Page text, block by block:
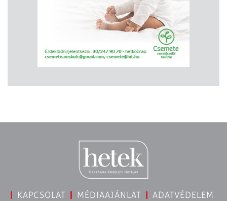
KAPCSOLAT MÉDIAAJÁNLAT
ADATVÉDELEM